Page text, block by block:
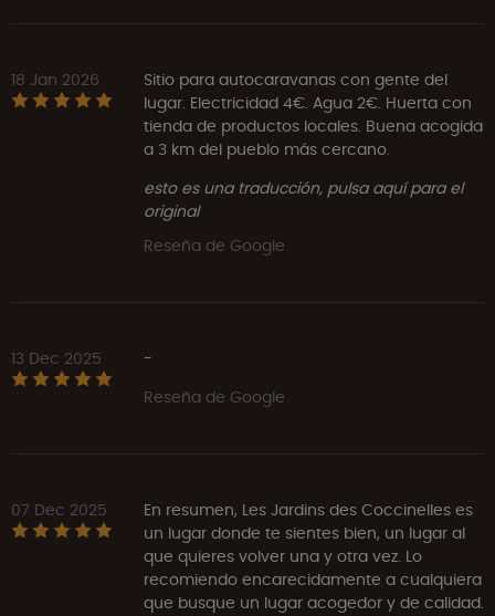
18 Jan 2026
Sitio para autocaravanas con gente del
lugar. Electricidad 4€. Agua 2€. Huerta con
tienda de productos locales. Buena acogida
a 3 km del pueblo más cercano.
esto es una traducción, pulsa aquí para el
original
Reseña de Google
13 Dec 2025
-
Reseña de Google
07 Dec 2025
En resumen, Les Jardins des Coccinelles es
un lugar donde te sientes bien, un lugar al
que quieres volver una y otra vez. Lo
recomiendo encarecidamente a cualquiera
que busque un lugar acogedor y de calidad.